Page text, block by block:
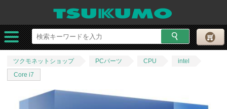
ツクモネットショップ PCパーツ CPU
intel
Core i7